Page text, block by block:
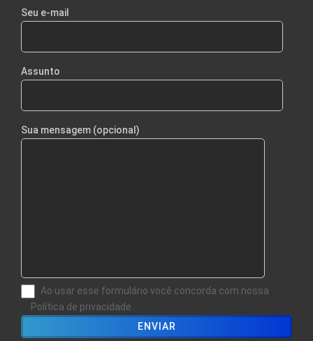
Seu e-mail
Assunto
Sua mensagem (opcional)
Ao usar esse formulário você concorda com nossa
Política de privacidade.